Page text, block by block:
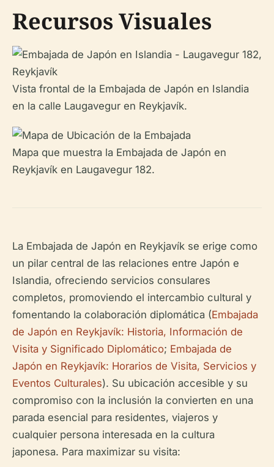
Recursos Visuales
Vista frontal de la Embajada de Japón en Islandia
en la calle Laugavegur en Reykjavík.
Mapa que muestra la Embajada de Japón en
Reykjavík en Laugavegur 182.
La Embajada de Japón en Reykjavík se erige como
un pilar central de las relaciones entre Japón e
Islandia, ofreciendo servicios consulares
completos, promoviendo el intercambio cultural y
fomentando la colaboración diplomática (Embajada
de Japón en Reykjavík: Historia, Información de
Visita y Significado Diplomático; Embajada de
Japón en Reykjavík: Horarios de Visita, Servicios y
Eventos Culturales). Su ubicación accesible y su
compromiso con la inclusión la convierten en una
parada esencial para residentes, viajeros y
cualquier persona interesada en la cultura
japonesa. Para maximizar su visita: